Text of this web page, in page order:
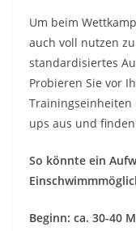
Um beim
auch voll nutzen
standardisiertes
Probieren Sie vor
Trainingseinheiten
ups aus und
So könnte ein
Beginn: ca. 30-40